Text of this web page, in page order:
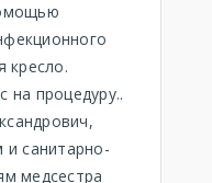
кресло.
на процедуру..
и санитарно-
медсестра